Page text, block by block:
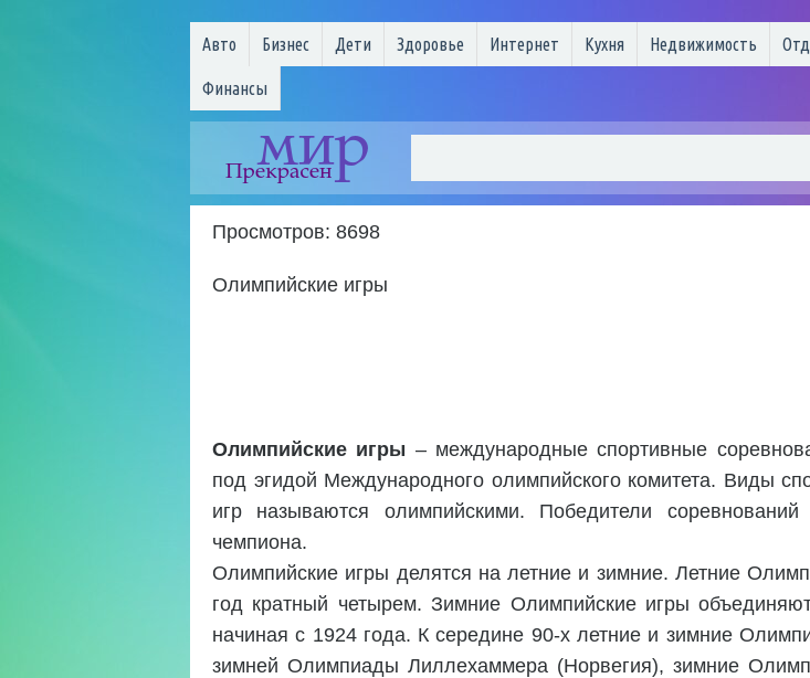
Авто Бизнес Дети Здоровье Интернет Кухня Недвижимость
Финансы
Просмотров: 8698
Олимпийские игры
Олимпийские игры – международные спортивные
под эгидой Международного олимпийского комитета. Виды
игр называются олимпийскими. Победители
чемпиона.
Олимпийские игры делятся на летние и зимние. Летние
год кратный четырем. Зимние Олимпийские игры
начиная с 1924 года. К середине 90-х летние и зимние
зимней Олимпиады Лиллехаммера (Норвегия), зимние